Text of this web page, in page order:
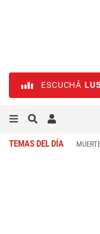
ESCUCHÁ LU5
TEMAS DEL DÍA